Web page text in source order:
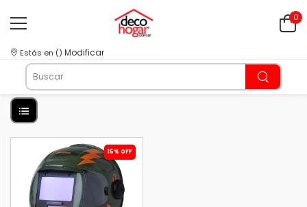
0
Estás en () Modificar
15% OFF